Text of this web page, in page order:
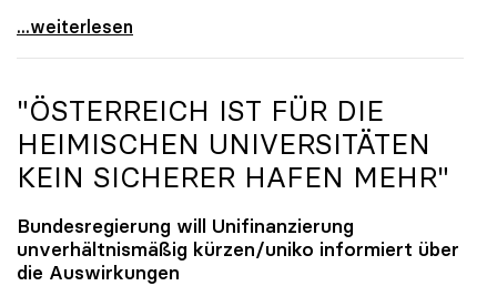
#UnisRetten Warum es sich zu demonstrieren lohnt
...weiterlesen
"ÖSTERREICH IST FÜR DIE
HEIMISCHEN UNIVERSITÄTEN
KEIN SICHERER HAFEN MEHR"
Bundesregierung will Unifinanzierung
unverhältnismäßig kürzen/uniko informiert über
die Auswirkungen